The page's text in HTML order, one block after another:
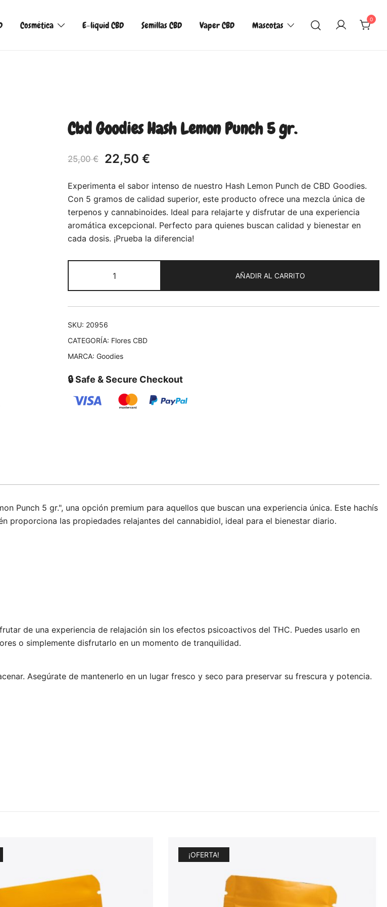
Cosmética E-liquid CBD Semillas CBD Vaper CBD Mascotas
0
Cbd Goodies Hash Lemon Punch 5 gr.
25,00€ 22,50 €
Experimenta el sabor intenso de nuestro Hash Lemon Punch de CBD Goodies.
Con 5 gramos de calidad superior, este producto ofrece una mezcla única de
terpenos y cannabinoides. Ideal para relajarte y disfrutar de una experiencia
aromática excepcional. Perfecto para quienes buscan calidad y bienestar en
cada dosis. ¡Prueba la diferencia!
AÑADIR AL CARRITO
SKU: 20956
CATEGORÍA: Flores CBD
MARCA: Goodies
🔒 Safe & Secure Checkout
Punch 5 gr.", una opción premium para aquellos que buscan una experiencia única. Este hachís
las propiedades relajantes del cannabidiol, ideal para el bienestar diario.
de una experiencia de relajación sin los efectos psicoactivos del THC. Puedes usarlo en
o simplemente disfrutarlo en un momento de tranquilidad.
Asegúrate de mantenerlo en un lugar fresco y seco para preservar su frescura y potencia.
¡OFERTA!